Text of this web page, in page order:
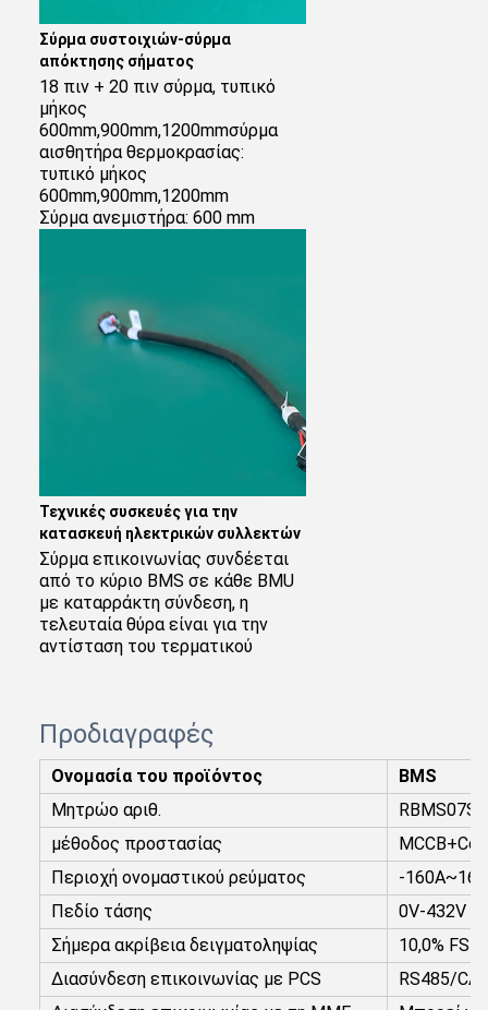
Σύρμα συστοιχιών-σύρμα
απόκτησης σήματος
18 πιν + 20 πιν σύρμα, τυπικό
μήκος
600mm,900mm,1200mmσύρμα
αισθητήρα θερμοκρασίας:
τυπικό μήκος
600mm,900mm,1200mm
Σύρμα ανεμιστήρα: 600 mm
Τεχνικές συσκευές για την
κατασκευή ηλεκτρικών συλλεκτών
Σύρμα επικοινωνίας συνδέεται
από το κύριο BMS σε κάθε BMU
με καταρράκτη σύνδεση, η
τελευταία θύρα είναι για την
αντίσταση του τερματικού
Προδιαγραφές
Ονομασία του προϊόντος
BMS
Μητρώο αριθ.
μέθοδος προστασίας
Περιοχή ονομαστικού ρεύματος
-
Πεδίο τάσης
0V-432V
Σήμερα ακρίβεια δειγματοληψίας
10,0% FSR
Διασύνδεση επικοινωνίας με PCS
RS485/